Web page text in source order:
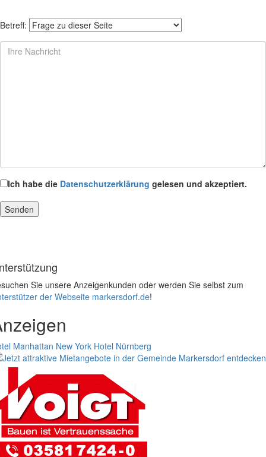
Betreff:
Ich habe die Datenschutzerklärung gelesen und akzeptiert.
Sie unsere Anzeigenkunden oder werden Sie selbst zum
der Webseite markersdorf.de!
Manhattan New York Hotel Nürnberg